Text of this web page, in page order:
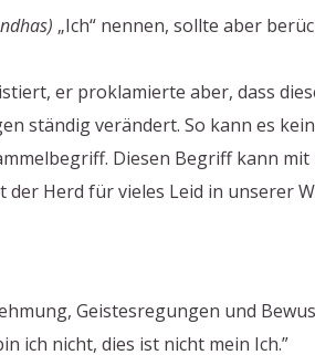
„Ich“ nennen, sollte aber
er proklamierte aber, dass
ständig verändert. So kann es
Diesen Begriff kann
der Herd für vieles Leid in unserer
Geistesregungen und
ich nicht, dies ist nicht mein Ich.”